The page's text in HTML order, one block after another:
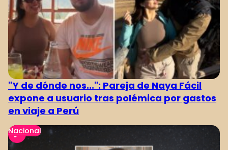
"Y de dónde nos...": Pareja de Naya Fácil
expone a usuario tras polémica por gastos
en viaje a Perú
Nacional